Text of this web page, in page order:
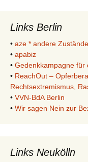
Links Berlin
• aze * andere
• apabiz
• Gedenkkampagne für
• ReachOut –
Rechtsextremismus,
• VVN-BdA Berlin
• Wir sagen Nein zur
Links Neukölln